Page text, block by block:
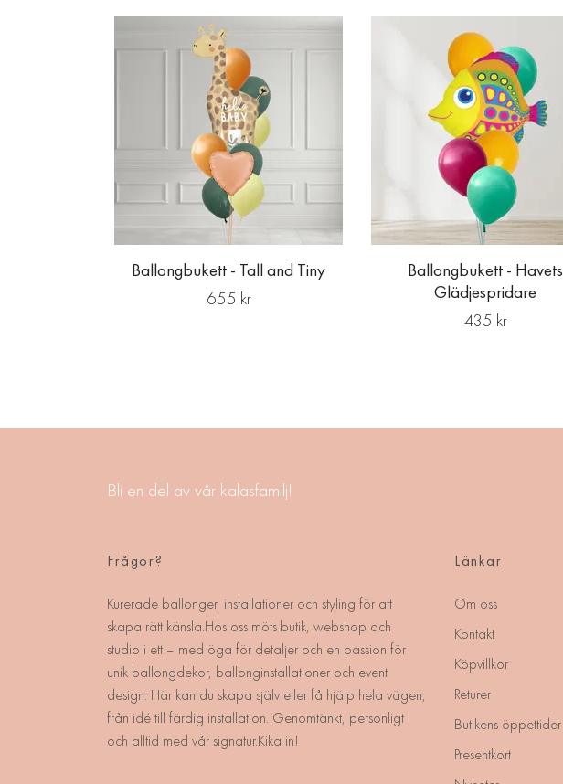
Ballongbukett - Tall and Tiny
655 kr
Ballongbukett - Havets
Glädjespridare
435 kr
Bli en del av vår kalasfamilj!
Frågor?
Kurerade ballonger, installationer och styling för att
skapa rätt känsla.Hos oss möts butik, webshop och
studio i ett – med öga för detaljer och en passion för
unik ballongdekor, ballonginstallationer och event
design. Här kan du skapa själv eller få hjälp hela vägen,
från idé till färdig installation. Genomtänkt, personligt
och alltid med vår signatur.Kika in!
Länkar
Om oss
Kontakt
Köpvillkor
Returer
Butikens öppettider
Presentkort